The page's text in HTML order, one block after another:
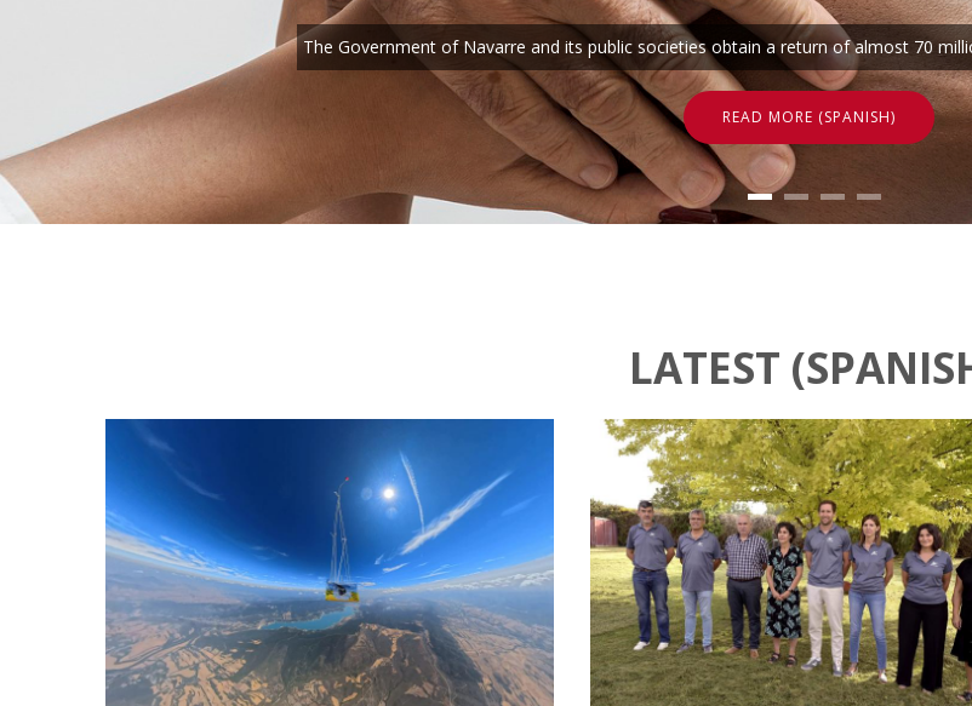
The Government of Navarre and its public societies obtain a return of almost 70
READ MORE (SPANISH)
LATEST